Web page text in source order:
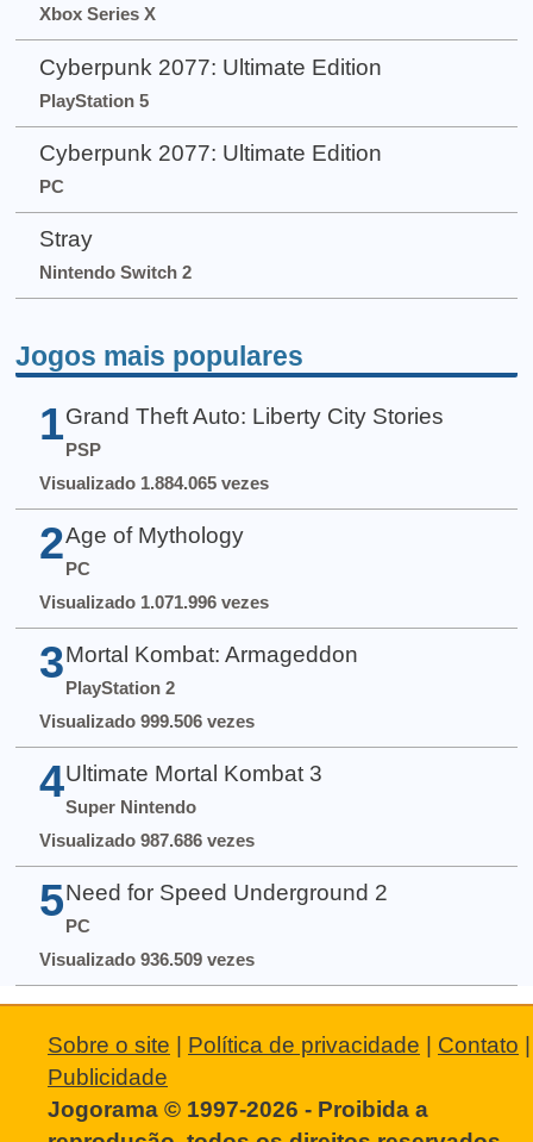
Xbox Series X
Cyberpunk 2077: Ultimate Edition
PlayStation 5
Cyberpunk 2077: Ultimate Edition
PC
Stray
Nintendo Switch 2
Jogos mais populares
1 Grand Theft Auto: Liberty City Stories
PSP
Visualizado 1.884.065 vezes
2 Age of Mythology
PC
Visualizado 1.071.996 vezes
3 Mortal Kombat: Armageddon
PlayStation 2
Visualizado 999.506 vezes
4 Ultimate Mortal Kombat 3
Super Nintendo
Visualizado 987.686 vezes
5 Need for Speed Underground 2
PC
Visualizado 936.509 vezes
Sobre o site Política de privacidade Contato
Publicidade
Jogorama © 1997-2026 - Proibida a